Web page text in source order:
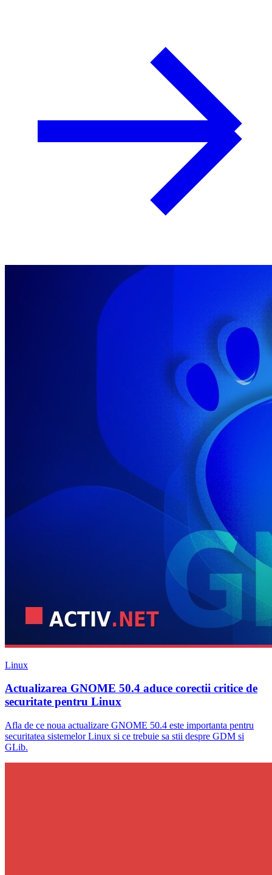
Linux
Actualizarea GNOME 50.4 aduce corectii critice de
securitate pentru Linux
Afla de ce noua actualizare GNOME 50.4 este importanta pentru
securitatea sistemelor Linux si ce trebuie sa stii despre GDM si
GLib.